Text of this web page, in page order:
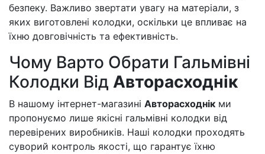
безпеку. Важливо звертати увагу на матеріали, з
яких виготовлені колодки, оскільки це впливає на
їхню довговічність та ефективність.
Чому Варто Обрати Гальмівні
Колодки Від Авторасходнік
В нашому інтернет-магазині Авторасходнік ми
пропонуємо лише якісні гальмівні колодки від
перевірених виробників. Наші колодки проходять
суворий контроль якості, що гарантує їхню